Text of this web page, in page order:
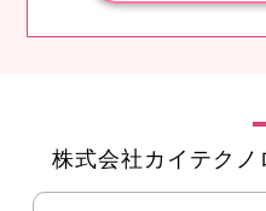
株式会社カイテクノ